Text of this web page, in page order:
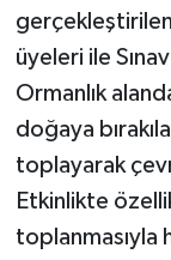
üyeleri ile
Ormanlık
doğaya
toplayarak
Etkinlikte
toplanmasıyla